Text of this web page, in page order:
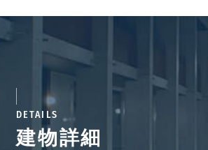
DETAILS
建物詳細